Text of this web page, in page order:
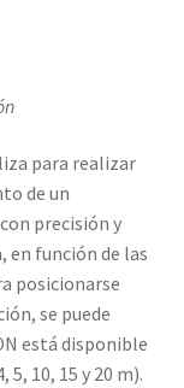
para realizar
de un
precisión y
en función de las
posicionarse
se puede
está disponible
10, 15 y 20 m).